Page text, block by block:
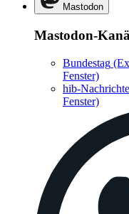
Mastodon
Mastodon-
Bundestag
Fenster)
hib-
Fenster)